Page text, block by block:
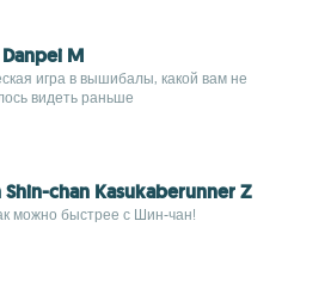
M
игра в вышибалы, какой вам не
видеть раньше
chan Kasukaberunner Z
можно быстрее с Шин-чан!